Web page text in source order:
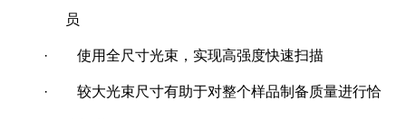
员
· 使用全尺寸光束，实现高强度快速扫描
· 较大光束尺寸有助于对整个样品制备质量进行恰